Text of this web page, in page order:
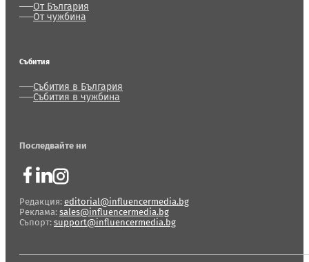
От България
От чужбина
Събития
Събития в България
Събития в чужбина
Последвайте ни
Редакция: editorial@influencermedia.bg
Реклама: sales@influencermedia.bg
Съпорт: support@influencermedia.bg